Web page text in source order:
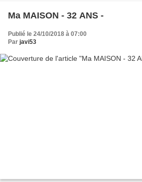
Ma MAISON - 32 ANS -
Publié le 24/10/2018 à 07:00
Par javi53